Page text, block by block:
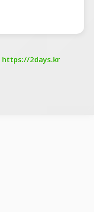
https://2days.kr